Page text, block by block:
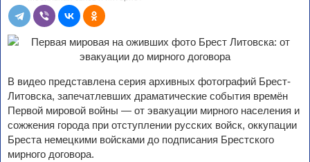
В видео представлена серия архивных фотографий Брест-
Литовска, запечатлевших драматические события времён
Первой мировой войны — от эвакуации мирного населения и
сожжения города при отступлении русских войск, оккупации
Бреста немецкими войсками до подписания Брестского
мирного договора.